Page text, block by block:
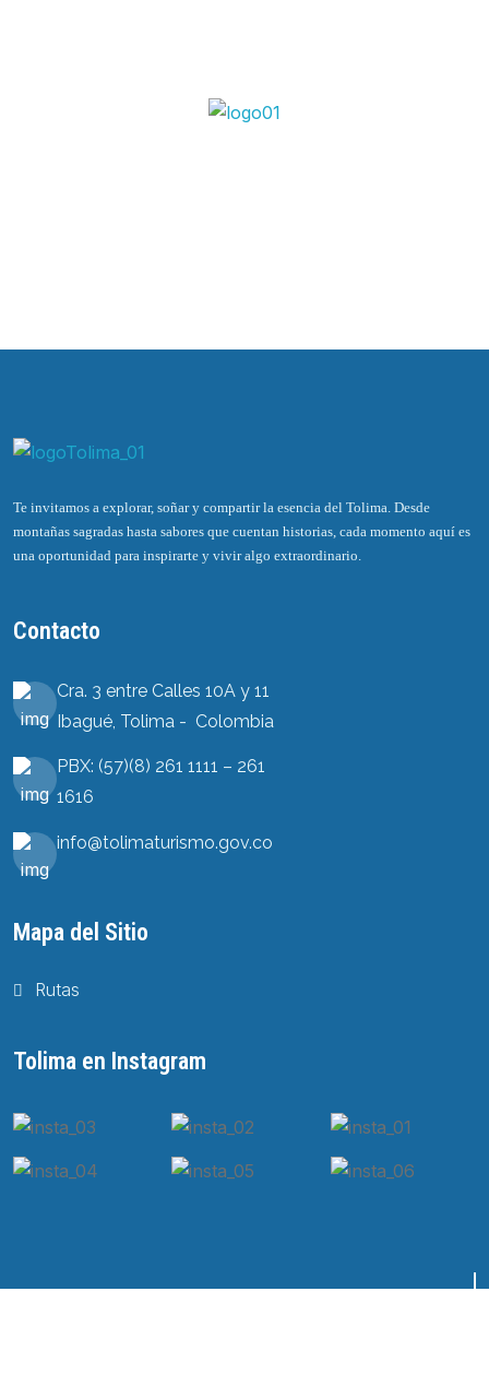
Te invitamos a explorar, soñar y compartir la esencia del Tolima. Desde
montañas sagradas hasta sabores que cuentan historias, cada momento aquí es
una oportunidad para inspirarte y vivir algo extraordinario.
Contacto
Cra. 3 entre Calles 10A y 11
Ibagué, Tolima - Colombia
PBX: (57)(8) 261 1111 – 261
1616
info@tolimaturismo.gov.co
Mapa del Sitio
Rutas
Tolima en Instagram